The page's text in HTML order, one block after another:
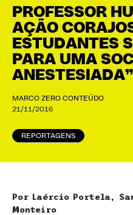
PROFESSOR
AÇÃO
ESTUDANTES
PARA UMA
ANESTESIADA”
MARCO ZERO CONTEÚDO
21/11/2016
REPORTAGENS
Por Laércio Portela,
Monteiro